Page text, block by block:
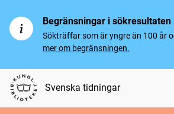
Begränsningar i sökresultaten
Sökträffar som är yngre än 100 år
mer om begränsningen.
Svenska tidningar